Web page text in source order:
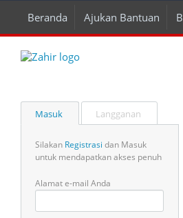
Beranda Ajukan Bantuan
Masuk Langganan
Silakan Registrasi dan Masuk
untuk mendapatkan akses penuh
Alamat e-mail Anda